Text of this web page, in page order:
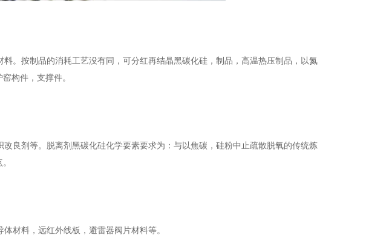
。按制品的消耗工艺没有同，可分红再结晶黑碳化硅，制品，高温热压制品，以氮
构件，支撑件。
良剂等。脱离剂黑碳化硅化学要素要求为：与以焦碳，硅粉中止疏散脱氧的传统炼
材料，远红外线板，避雷器阀片材料等。